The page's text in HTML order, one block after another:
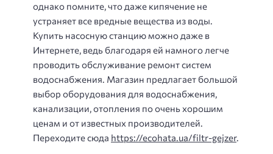
однако помните, что даже кипячение не
устраняет все вредные вещества из воды.
Купить насосную станцию можно даже в
Интернете, ведь благодаря ей намного легче
проводить обслуживание ремонт систем
водоснабжения. Магазин предлагает большой
выбор оборудования для водоснабжения,
канализации, отопления по очень хорошим
ценам и от известных производителей.
Переходите сюда https://ecohata.ua/filtr-gejzer.